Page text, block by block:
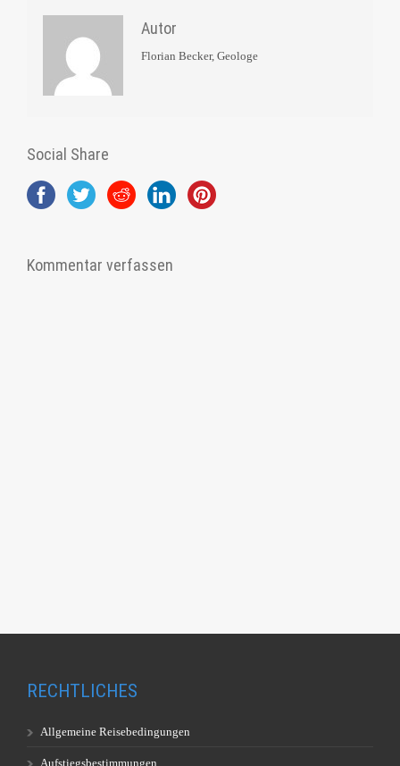
Autor
Florian Becker, Geologe
Social Share
Kommentar verfassen
RECHTLICHES
Allgemeine Reisebedingungen
Aufstiegsbestimmungen